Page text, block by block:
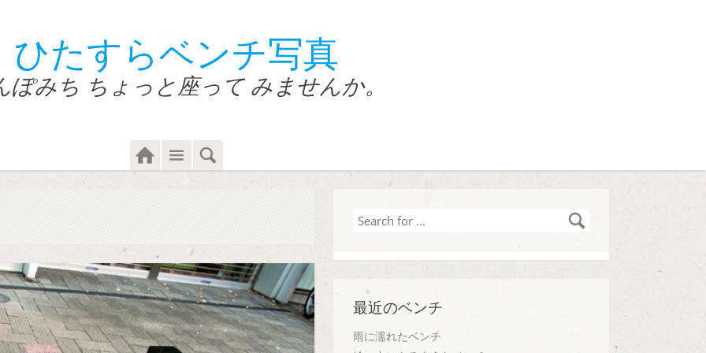
ひたすらベンチ写真
ぽみち ちょっと座って みませんか。
HomeMenuSearch
Search
最近のベンチ
雨に濡れたベンチ